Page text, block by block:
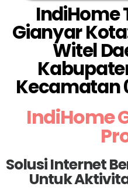
IndiHome
Gianyar
Witel
Kecamatan
IndiHome
Solusi Internet
Untuk